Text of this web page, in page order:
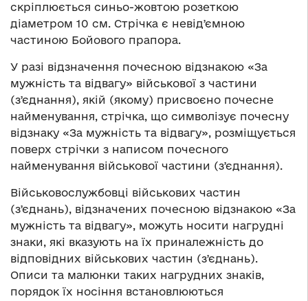
скріплюється синьо-жовтою розеткою
діаметром 10 см. Стрічка є невідʼємною
частиною Бойового прапора.
У разі відзначення почесною відзнакою «За
мужність та відвагу» військової з частини
(зʼєднання), якій (якому) присвоєно почесне
найменування, стрічка, що символізує почесну
відзнаку «За мужність та відвагу», розміщується
поверх стрічки з написом почесного
найменування військової частини (зʼєднання).
Військовослужбовці військових частин
(зʼєднань), відзначених почесною відзнакою «За
мужність та відвагу», можуть носити нагрудні
знаки, які вказують на їх приналежність до
відповідних військових частин (зʼєднань).
Описи та малюнки таких нагрудних знаків,
порядок їх носіння встановлюються